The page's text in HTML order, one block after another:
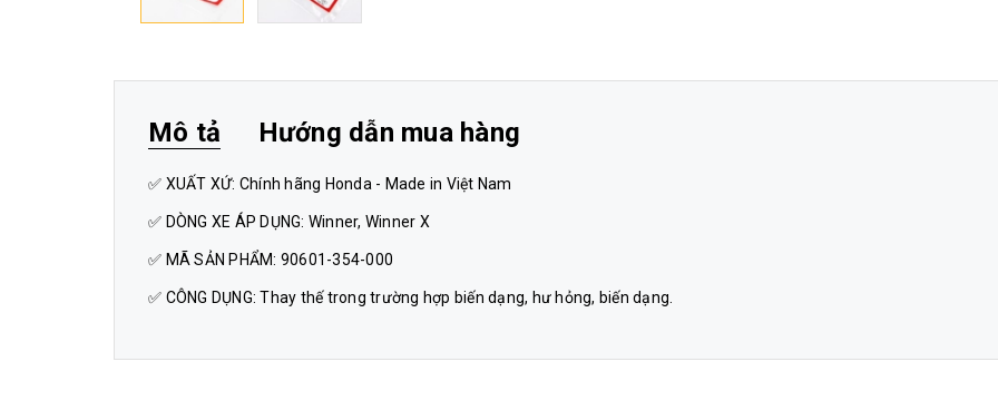
Mô tả Hướng dẫn mua hàng
✅ XUẤT XỨ: Chính hãng Honda - Made in Việt Nam
✅ DÒNG XE ÁP DỤNG: Winner, Winner X
✅ MÃ SẢN PHẨM: 90601-354-000
✅ CÔNG DỤNG: Thay thế trong trường hợp biến dạng, hư hỏng, biến dạng.